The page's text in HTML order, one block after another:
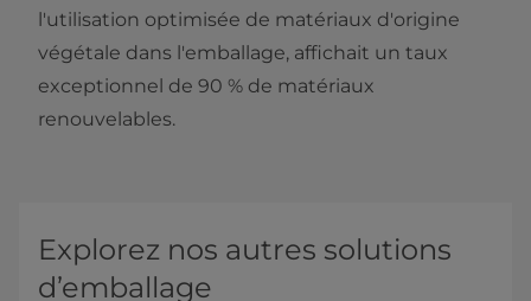
l'utilisation optimisée de matériaux d'origine
végétale dans l'emballage, affichait un taux
exceptionnel de 90 % de matériaux
renouvelables.
Explorez nos autres solutions
d’emballage